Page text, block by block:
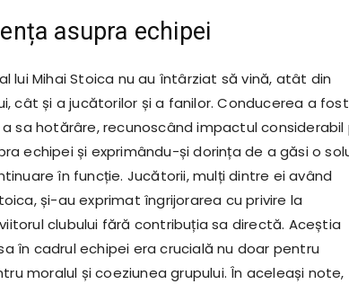
asupra echipei
lui Mihai Stoica nu au întârziat să vină, atât din
cât și a jucătorilor și a fanilor. Conducerea a fost
sa hotărâre, recunoscând impactul considerabil
echipei și exprimându-și dorința de a găsi o
în funcție. Jucătorii, mulți dintre ei având
și-au exprimat îngrijorarea cu privire la
clubului fără contribuția sa directă. Aceștia
în cadrul echipei era crucială nu doar pentru
moralul și coeziunea grupului. În aceleași note,